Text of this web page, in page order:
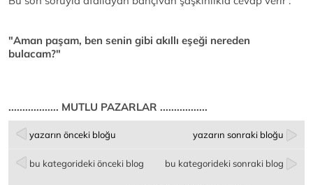
"Aman paşam, ben senin gibi akıllı eşeği nereden
bulacam?"
.................. MUTLU PAZARLAR .................
yazarın önceki bloğu yazarın sonraki bloğu
bu kategorideki önceki blog bu kategorideki sonraki blog